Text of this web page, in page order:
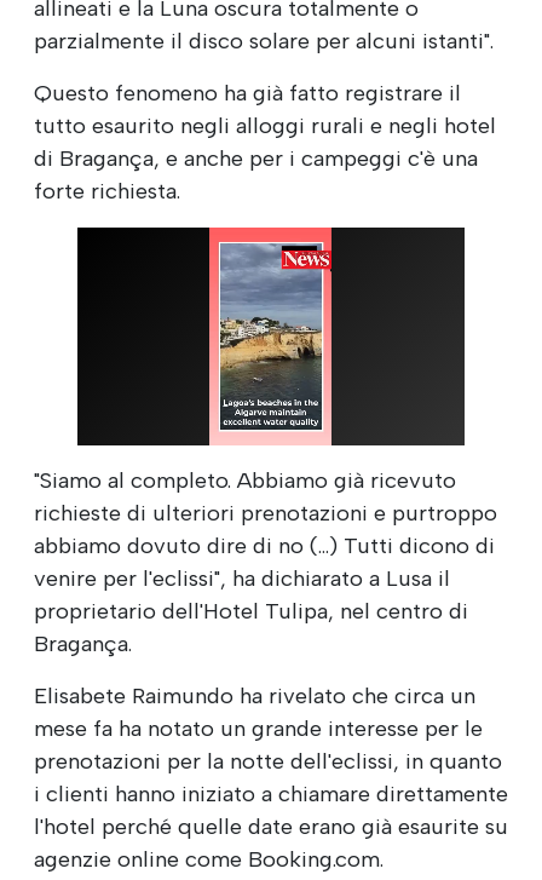
allineati e la Luna oscura totalmente o
parzialmente il disco solare per alcuni istanti".
Questo fenomeno ha già fatto registrare il
tutto esaurito negli alloggi rurali e negli hotel
di Bragança, e anche per i campeggi c'è una
forte richiesta.
"Siamo al completo. Abbiamo già ricevuto
richieste di ulteriori prenotazioni e purtroppo
abbiamo dovuto dire di no (...) Tutti dicono di
venire per l'eclissi", ha dichiarato a Lusa il
proprietario dell'Hotel Tulipa, nel centro di
Bragança.
Elisabete Raimundo ha rivelato che circa un
mese fa ha notato un grande interesse per le
prenotazioni per la notte dell'eclissi, in quanto
i clienti hanno iniziato a chiamare direttamente
l'hotel perché quelle date erano già esaurite su
agenzie online come Booking.com.